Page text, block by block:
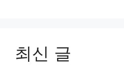
최신 글